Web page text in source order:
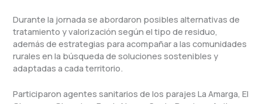
Durante la jornada se abordaron posibles alternativas de
tratamiento y valorización según el tipo de residuo,
además de estrategias para acompañar a las comunidades
rurales en la búsqueda de soluciones sostenibles y
adaptadas a cada territorio.
Participaron agentes sanitarios de los parajes La Amarga, El